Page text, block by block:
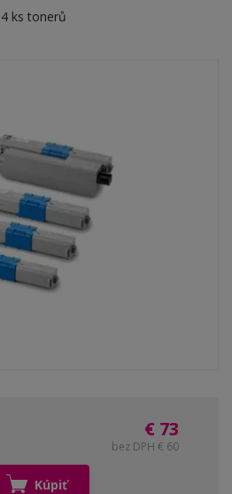
ks tonerů
€ 73
bez DPH € 60
Kúpiť